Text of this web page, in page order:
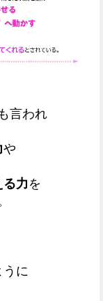
言われ
や
力 を
うに